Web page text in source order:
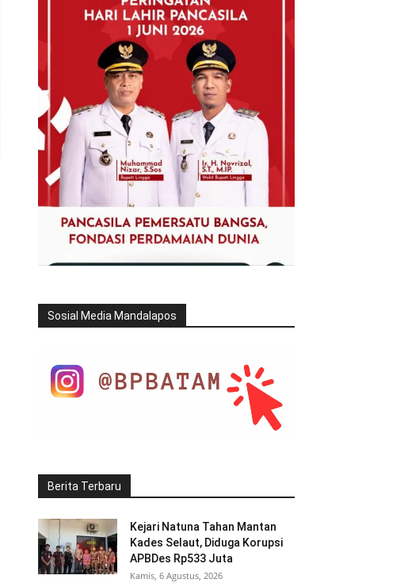
Sosial Media Mandalapos
Berita Terbaru
Kejari Natuna Tahan Mantan
Kades Selaut, Diduga Korupsi
APBDes Rp533 Juta
Kamis, 6 Agustus, 2026